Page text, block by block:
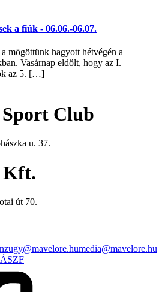
a fiúk - 06.06.-06.07.
mögöttünk hagyott hétvégén a
Vasárnap eldőlt, hogy az I.
az 5. […]
Club
u. 37.
Kft.
út 70.
media@mavelore.hu
ÁSZF